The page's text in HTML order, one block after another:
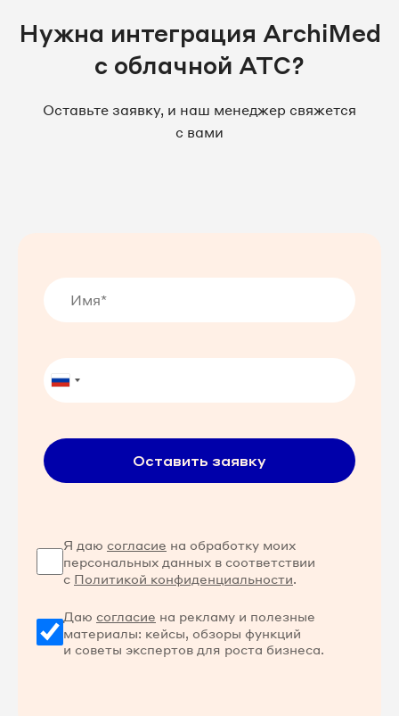
Нужна интеграция ArchiMed
с облачной АТС?
Оставьте заявку, и наш менеджер свяжется
с вами
Оставить заявку
Я даю согласие на обработку моих
персональных данных в соответствии
с Политикой конфиденциальности.
Даю согласие на рекламу и полезные
материалы: кейсы, обзоры функций
и советы экспертов для роста бизнеса.